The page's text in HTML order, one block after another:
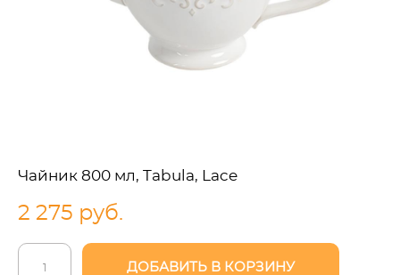
Чайник 800 мл, Tabula, Lace
2 275 pуб.
ДОБАВИТЬ В КОРЗИНУ